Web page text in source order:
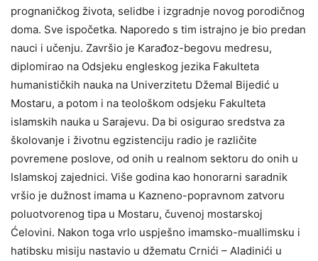
prognaničkog života, selidbe i izgradnje novog porodičnog
doma. Sve ispočetka. Naporedo s tim istrajno je bio predan
nauci i učenju. Završio je Karađoz-begovu medresu,
diplomirao na Odsjeku engleskog jezika Fakulteta
humanističkih nauka na Univerzitetu Džemal Bijedić u
Mostaru, a potom i na teološkom odsjeku Fakulteta
islamskih nauka u Sarajevu. Da bi osigurao sredstva za
školovanje i životnu egzistenciju radio je različite
povremene poslove, od onih u realnom sektoru do onih u
Islamskoj zajednici. Više godina kao honorarni saradnik
vršio je dužnost imama u Kazneno-popravnom zatvoru
poluotvorenog tipa u Mostaru, čuvenoj mostarskoj
Ćelovini. Nakon toga vrlo uspješno imamsko-muallimsku i
hatibsku misiju nastavio u džematu Crnići – Aladinići u